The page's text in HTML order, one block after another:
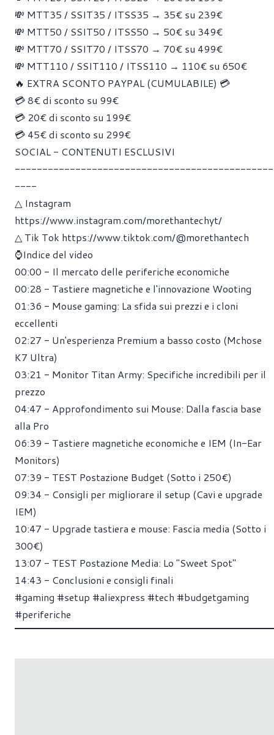
💸 MTT35 / SSIT35 / ITSS35 → 35€ su 239€
💸 MTT50 / SSIT50 / ITSS50 → 50€ su 349€
💸 MTT70 / SSIT70 / ITSS70 → 70€ su 499€
💸 MTT110 / SSIT110 / ITSS110 → 110€ su 650€
🔥 EXTRA SCONTO PAYPAL (CUMULABILE) 💳
💳 8€ di sconto su 99€
💳 20€ di sconto su 199€
💳 45€ di sconto su 299€
SOCIAL - CONTENUTI ESCLUSIVI
-----------------------------------------------
----
△ Instagram
https://www.instagram.com/morethantechyt/
△ Tik Tok https://www.tiktok.com/@morethantech
⌚Indice del video
00:00 - Il mercato delle periferiche economiche
00:28 - Tastiere magnetiche e l'innovazione Wooting
01:36 - Mouse gaming: La sfida sui prezzi e i cloni
eccellenti
02:27 - Un'esperienza Premium a basso costo (Mchose
K7 Ultra)
03:21 - Monitor Titan Army: Specifiche incredibili per il
prezzo
04:47 - Approfondimento sui Mouse: Dalla fascia base
alla Pro
06:39 - Tastiere magnetiche economiche e IEM (In-Ear
Monitors)
07:39 - TEST Postazione Budget (Sotto i 250€)
09:34 - Consigli per migliorare il setup (Cavi e upgrade
IEM)
10:47 - Upgrade tastiera e mouse: Fascia media (Sotto i
300€)
13:07 - TEST Postazione Media: Lo "Sweet Spot"
14:43 - Conclusioni e consigli finali
#gaming #setup #aliexpress #tech #budgetgaming
#periferiche